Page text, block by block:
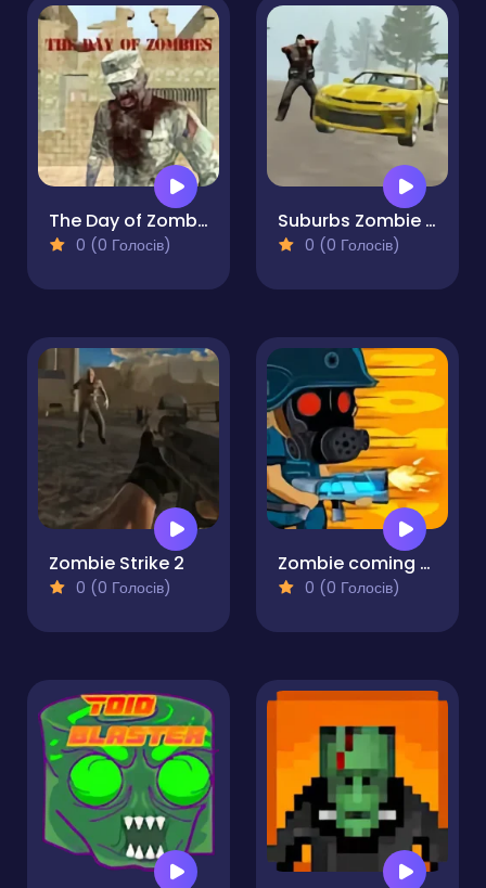
The Day of Zombies
0 (0 Голосів)
Suburbs Zombie Driving
0 (0 Голосів)
Zombie Strike 2
0 (0 Голосів)
Zombie coming - roguelike siege
0 (0 Голосів)